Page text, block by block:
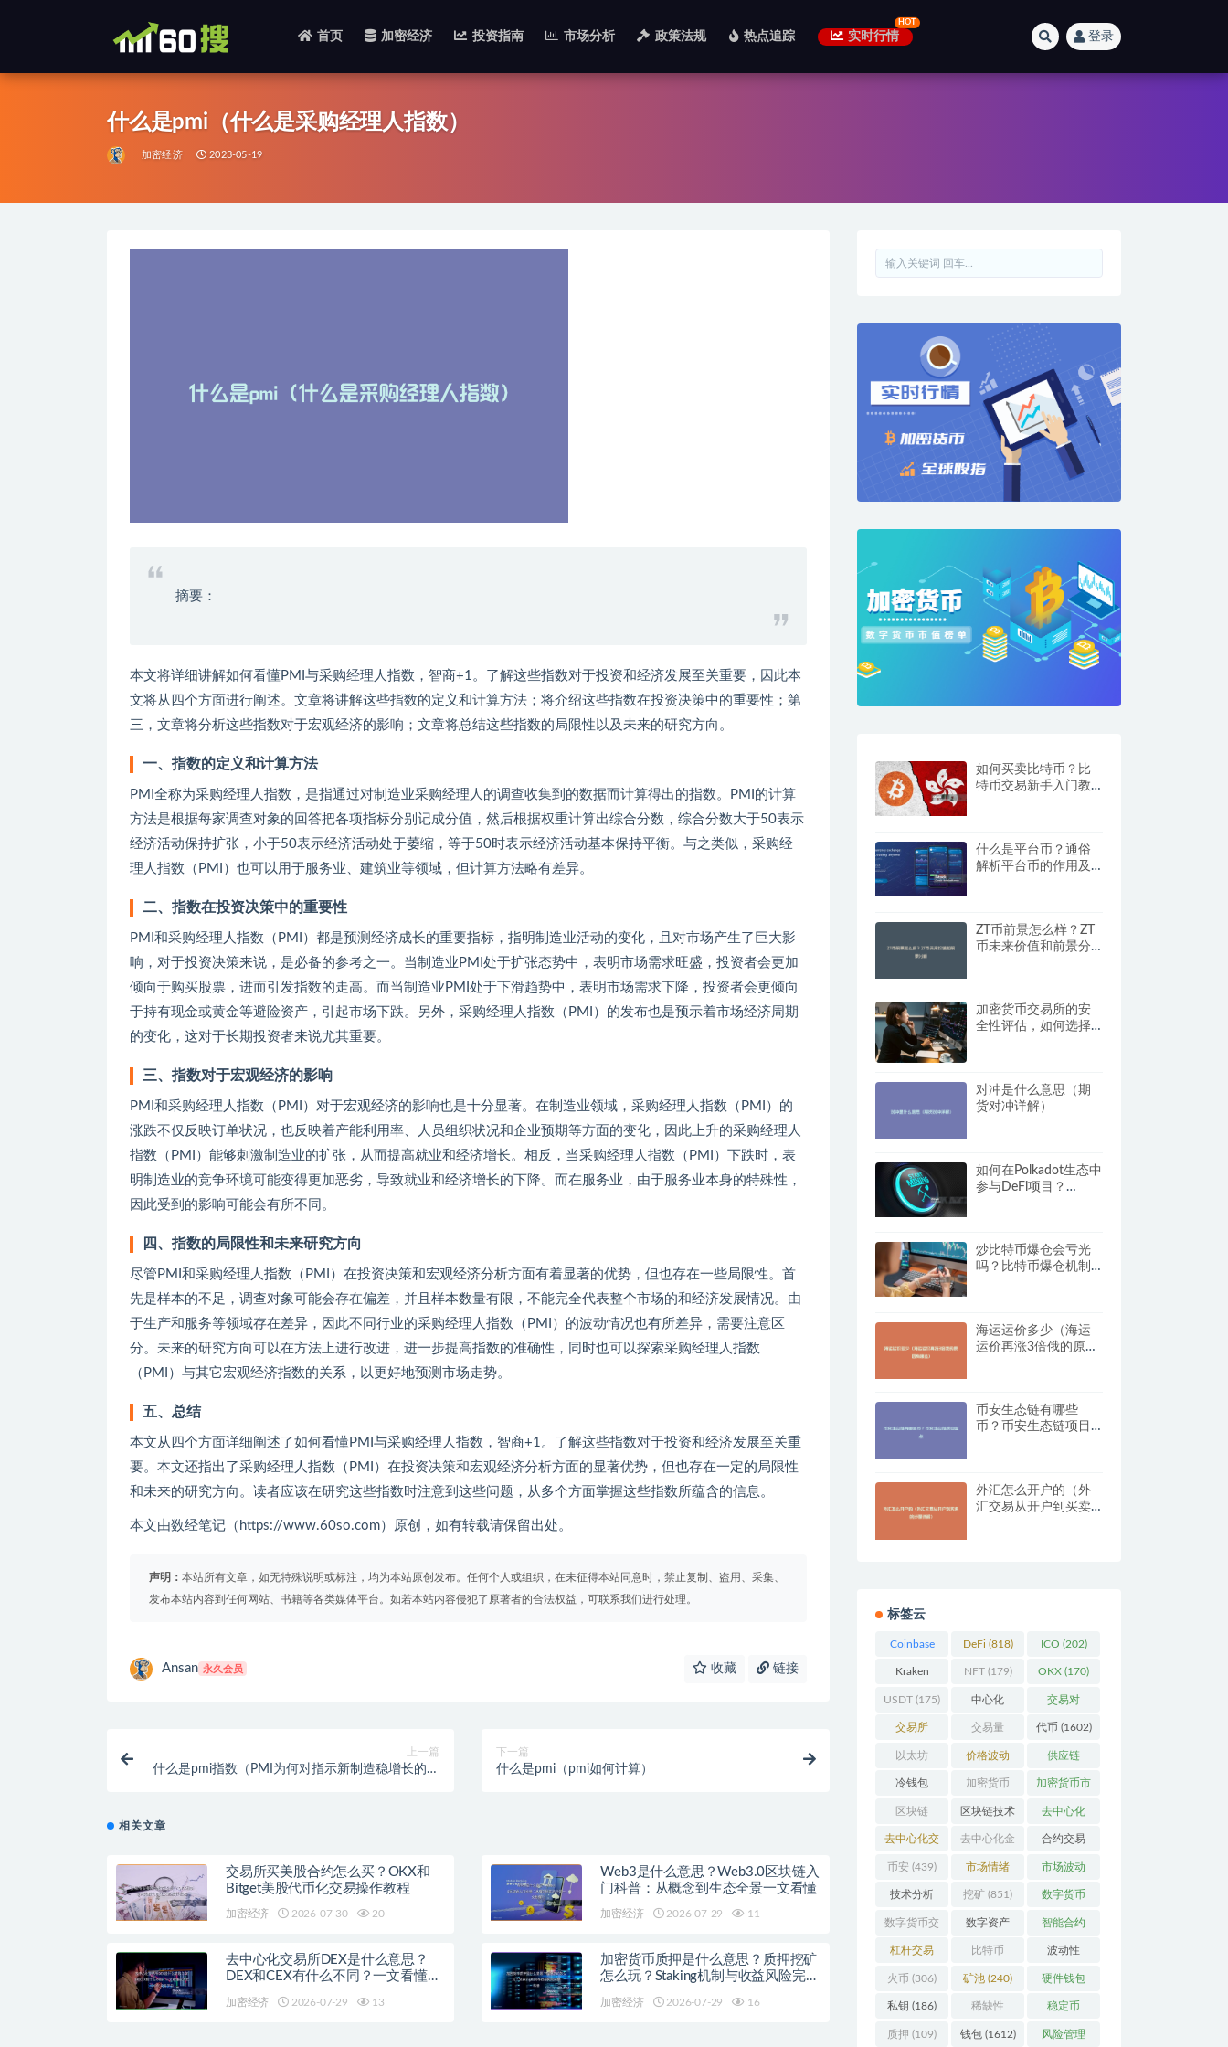
首页 加密经济 投资指南 市场分析 政策法规 热点追踪 实时行情 登录
什么是pmi（什么是采购经理人指数）
加密经济 2023-05-19
摘要：
本文将详细讲解如何看懂PMI与采购经理人指数，智商+1。了解这些指数对于投资和经济发展至关重要，因此本
文将从四个方面进行阐述。文章将讲解这些指数的定义和计算方法；将介绍这些指数在投资决策中的重要性；第
三，文章将分析这些指数对于宏观经济的影响；文章将总结这些指数的局限性以及未来的研究方向。
一、指数的定义和计算方法
PMI全称为采购经理人指数，是指通过对制造业采购经理人的调查收集到的数据而计算得出的指数。PMI的计算
方法是根据每家调查对象的回答把各项指标分别记成分值，然后根据权重计算出综合分数，综合分数大于50表示
经济活动保持扩张，小于50表示经济活动处于萎缩，等于50时表示经济活动基本保持平衡。与之类似，采购经
理人指数（PMI）也可以用于服务业、建筑业等领域，但计算方法略有差异。
二、指数在投资决策中的重要性
PMI和采购经理人指数（PMI）都是预测经济成长的重要指标，指明制造业活动的变化，且对市场产生了巨大影
响，对于投资决策来说，是必备的参考之一。当制造业PMI处于扩张态势中，表明市场需求旺盛，投资者会更加
倾向于购买股票，进而引发指数的走高。而当制造业PMI处于下滑趋势中，表明市场需求下降，投资者会更倾向
于持有现金或黄金等避险资产，引起市场下跌。另外，采购经理人指数（PMI）的发布也是预示着市场经济周期
的变化，这对于长期投资者来说尤其重要。
三、指数对于宏观经济的影响
PMI和采购经理人指数（PMI）对于宏观经济的影响也是十分显著。在制造业领域，采购经理人指数（PMI）的
涨跌不仅反映订单状况，也反映着产能利用率、人员组织状况和企业预期等方面的变化，因此上升的采购经理人
指数（PMI）能够刺激制造业的扩张，从而提高就业和经济增长。相反，当采购经理人指数（PMI）下跌时，表
明制造业的竞争环境可能变得更加恶劣，导致就业和经济增长的下降。而在服务业，由于服务业本身的特殊性，
因此受到的影响可能会有所不同。
四、指数的局限性和未来研究方向
尽管PMI和采购经理人指数（PMI）在投资决策和宏观经济分析方面有着显著的优势，但也存在一些局限性。首
先是样本的不足，调查对象可能会存在偏差，并且样本数量有限，不能完全代表整个市场的和经济发展情况。由
于生产和服务等领域存在差异，因此不同行业的采购经理人指数（PMI）的波动情况也有所差异，需要注意区
分。未来的研究方向可以在方法上进行改进，进一步提高指数的准确性，同时也可以探索采购经理人指数
（PMI）与其它宏观经济指数的关系，以更好地预测市场走势。
五、总结
本文从四个方面详细阐述了如何看懂PMI与采购经理人指数，智商+1。了解这些指数对于投资和经济发展至关重
要。本文还指出了采购经理人指数（PMI）在投资决策和宏观经济分析方面的显著优势，但也存在一定的局限性
和未来的研究方向。读者应该在研究这些指数时注意到这些问题，从多个方面掌握这些指数所蕴含的信息。
本文由数经笔记（https://www.60so.com）原创，如有转载请保留出处。
声明： 本站所有文章，如无特殊说明或标注，均为本站原创发布。任何个人或组织，在未征得本站同意时，禁止复制、盗用、采集、
发布本站内容到任何网站、书籍等各类媒体平台。如若本站内容侵犯了原著者的合法权益，可联系我们进行处理。
Ansan 永久会员 收藏 链接
上一篇
什么是pmi指数（PMI为何对指示新制造稳增长的作
下一篇
什么是pmi（pmi如何计算）
相关文章
交易所买美股合约怎么买？OKX和
Bitget美股代币化交易操作教程
加密经济 2026-07-30 20
Web3是什么意思？Web3.0区块链入
门科普：从概念到生态全景一文看懂
加密经济 2026-07-29 11
去中心化交易所DEX是什么意思？
DEX和CEX有什么不同？一文看懂主
加密经济 2026-07-29 13
加密货币质押是什么意思？质押挖矿
怎么玩？Staking机制与收益风险完整
加密经济 2026-07-29 16
如何买卖比特币？比
特币交易新手入门教
什么是平台币？通俗
解析平台币的作用及
ZT币前景怎么样？ZT
币未来价值和前景分
加密货币交易所的安
全性评估，如何选择
对冲是什么意思（期
货对冲详解）
如何在Polkadot生态中
参与DeFi项目？
炒比特币爆仓会亏光
吗？比特币爆仓机制
海运运价多少（海运
运价再涨3倍俄的原因
币安生态链有哪些
币？币安生态链项目
外汇怎么开户的（外
汇交易从开户到买卖
标签云
Coinbase
(206)
DeFi (818) ICO (202)
Kraken
(104)
NFT(179) OKX (170)
USDT (175) 中心化
(3923)
交易对
(359)
交易所
(2164)
交易量
(246)
代币 (1602)
以太坊
(742)
价格波动
(630)
供应链
(118)
冷钱包
(175)
加密货币
(5442)
加密货币市
场(701)
区块链
(4599)
区块链技术
(528)
去中心化
(4087)
去中心化交
易所 (196)
去中心化金
融(111)
合约交易
(182)
币安 (439) 市场情绪
(337)
市场波动
(279)
技术分析
(148)
挖矿 (851) 数字货币
(8679)
数字货币交
易(150)
数字资产
(286)
智能合约
(532)
杠杆交易
(231)
比特币
(2378)
波动性
(352)
火币 (306) 矿池 (240) 硬件钱包
(170)
私钥 (186) 稀缺性
(193)
稳定币
(112)
质押 (109) 钱包(1612) 风险管理